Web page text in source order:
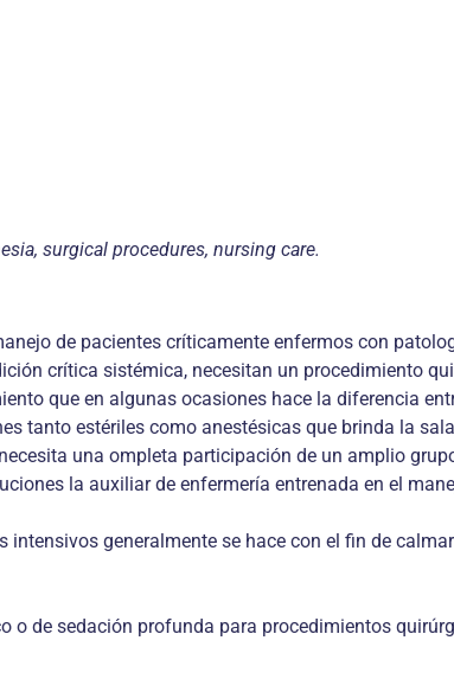
surgical procedures, nursing care.
de pacientes críticamente enfermos con
crítica sistémica, necesitan un procedimiento
que en algunas ocasiones hace la diferencia
tanto estériles como anestésicas que brinda la
una ompleta participación de un amplio
la auxiliar de enfermería entrenada en el
intensivos generalmente se hace con el fin de
o de sedación profunda para procedimientos